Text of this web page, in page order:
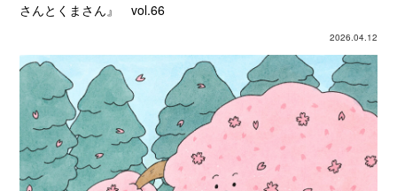
さんとくまさん』 vol.66
2026.04.12